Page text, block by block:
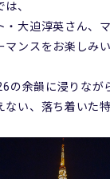
、
・大迫淳英さん、
マンスをお楽しみい
の余韻に浸りなが
ない、落ち着いた